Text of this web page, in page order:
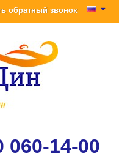
обратный звонок
060-14-00